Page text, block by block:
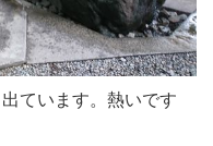
ています。熱いです